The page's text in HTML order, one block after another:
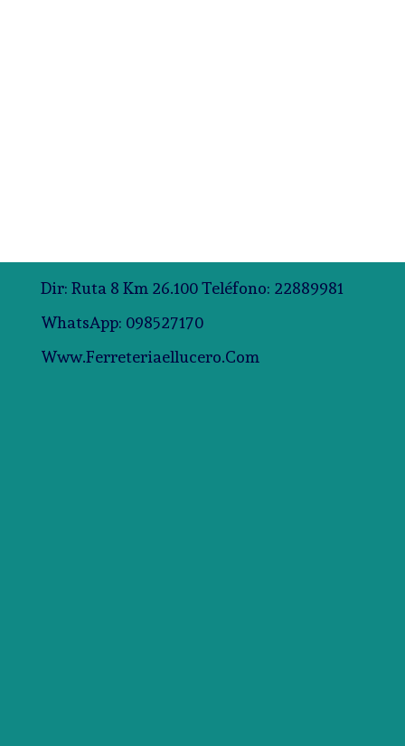
Dir: Ruta 8 Km 26.100 Teléfono: 22889981
WhatsApp: 098527170
Www.ferreteriaellucero.com